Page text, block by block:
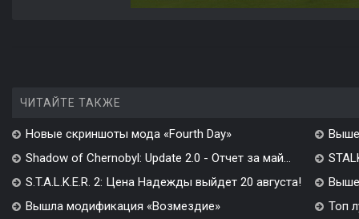
ЧИТАЙТЕ ТАКЖЕ
Новые скриншоты мода «Fourth Day»
Shadow of Chernobyl: Update 2.0 - Отчет за май...
S.T.A.L.K.E.R. 2: Цена Надежды выйдет 20 августа!
Вышла модификация «Возмездие»
Топ